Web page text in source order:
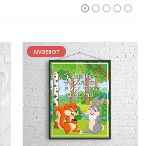
ANGEBOT